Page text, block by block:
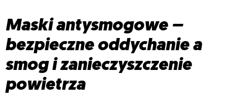
Maski antysmogowe –
bezpieczne oddychanie a
smog i zanieczyszczenie
powietrza